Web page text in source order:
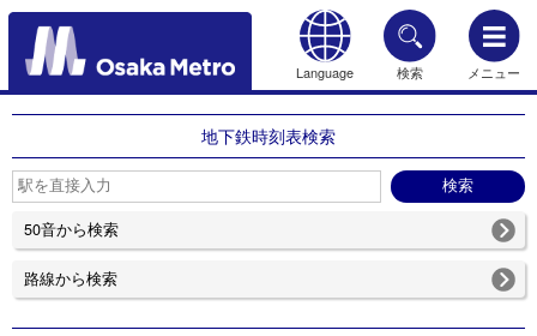
Language 検索 メニュー
もどる
地下鉄時刻表検索
50音から検索
路線から検索